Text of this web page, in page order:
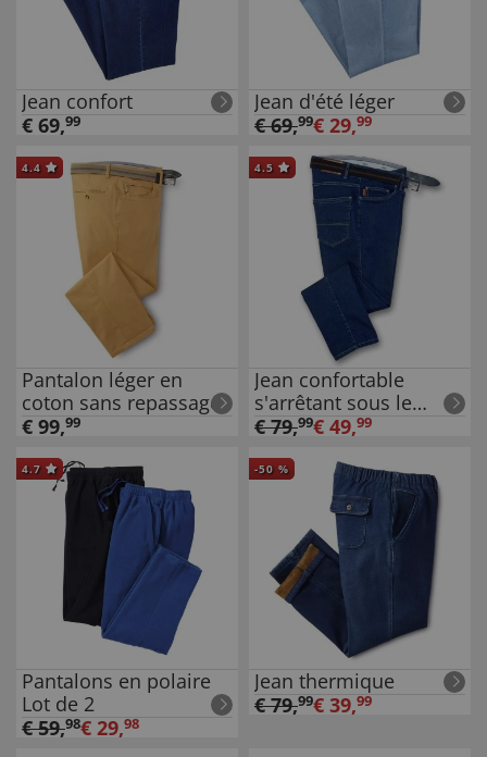
Jean confort
€ 69,99
Jean d'été léger
€69,99€ 29,99
4.4
Pantalon léger en
coton sans repassage
€ 99,99
4.5
Jean confortable
s'arrêtant sous le
ventre
€79,99€ 49,99
4.7
Pantalons en polaire
Lot de 2
€59,98€ 29,98
-50 %
Jean thermique
€79,99€ 39,99